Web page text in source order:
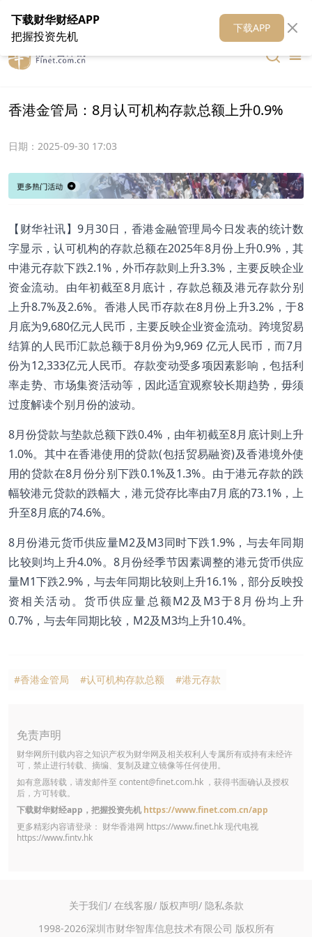
在线客服 关于我们 财华媒体矩阵 财华智库
香港金管局：8月认可机构存款总额上升0.9%
日期： 2025-09-30 17:03
【财华社讯】9月30日，香港金融管理局今日发表的统计数
字显示，认可机构的存款总额在2025年8月份上升0.9%，其
中港元存款下跌2.1%，外币存款则上升3.3%，主要反映企业
资金流动。由年初截至8月底计，存款总额及港元存款分别
上升8.7%及2.6%。香港人民币存款在8月份上升3.2%，于8
月底为9,680亿元人民币，主要反映企业资金流动。跨境贸易
结算的人民币汇款总额于8月份为9,969 亿元人民币，而7月
份为12,333亿元人民币。存款变动受多项因素影响，包括利
率走势、市场集资活动等，因此适宜观察较长期趋势，毋须
过度解读个别月份的波动。
8月份贷款与垫款总额下跌0.4%，由年初截至8月底计则上升
1.0%。其中在香港使用的贷款(包括贸易融资)及香港境外使
用的贷款在8月份分别下跌0.1%及1.3%。由于港元存款的跌
幅较港元贷款的跌幅大，港元贷存比率由7月底的73.1%，上
升至8月底的74.6%。
8月份港元货币供应量M2及M3同时下跌1.9%，与去年同期
比较则均上升4.0%。8月份经季节因素调整的港元货币供应
量M1下跌2.9%，与去年同期比较则上升16.1%，部分反映投
资相关活动。货币供应量总额M2及M3于8月份均上升
0.7%，与去年同期比较，M2及M3均上升10.4%。
#香港金管局 #认可机构存款总额 #港元存款
免责声明
财华网所刊载内容之知识产权为财华网及相关权利人专属所有或持有未经许
可，禁止进行转载、摘编、复制及建立镜像等任何使用。
如有意愿转载，请发邮件至 content@finet.com.hk ，获得书面确认及授权
后，方可转载。
下载财华财经app，把握投资先机 https://www.finet.com.cn/app
更多精彩内容请登录： 财华香港网 https://www.finet.hk现代电视
https://www.fintv.hk
关于我们/ 在线客服/ 版权声明/ 隐私条款
1998-2026深圳市财华智库信息技术有限公司 版权所有
下载财华财经APP
把握投资先机
下载APP